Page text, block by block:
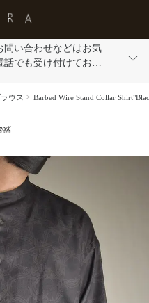
問い合わせなどはお気
話でも受け付けており
ウス Barbed Wire Stand Collar